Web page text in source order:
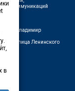
коммуникаций
Владимир
Орск, улица Ленинского
в